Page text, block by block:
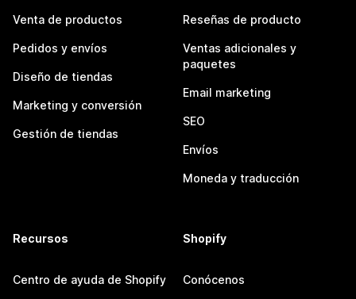
Venta de productos
Pedidos y envíos
Diseño de tiendas
Marketing y conversión
Gestión de tiendas
Reseñas de producto
Ventas adicionales y
paquetes
Email marketing
SEO
Envíos
Moneda y traducción
Recursos
Centro de ayuda de Shopify
Shopify
Conócenos